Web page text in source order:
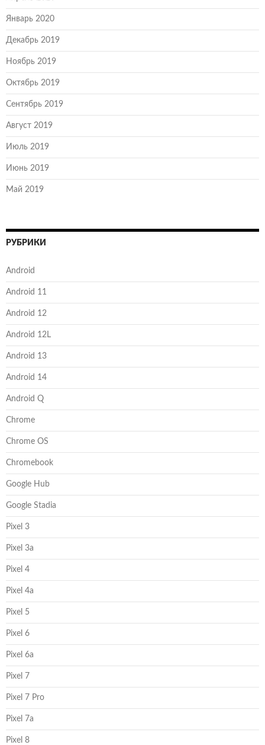
Январь 2020
Декабрь 2019
Ноябрь 2019
Октябрь 2019
Сентябрь 2019
Август 2019
Июль 2019
Июнь 2019
Май 2019
РУБРИКИ
Android
Android 11
Android 12
Android 12L
Android 13
Android 14
Android Q
Chrome
Chrome OS
Chromebook
Google Hub
Google Stadia
Pixel 3
Pixel 3a
Pixel 4
Pixel 4a
Pixel 5
Pixel 6
Pixel 6a
Pixel 7
Pixel 7 Pro
Pixel 7a
Pixel 8